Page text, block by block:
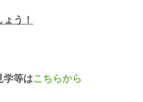
う！
学等はこちらから